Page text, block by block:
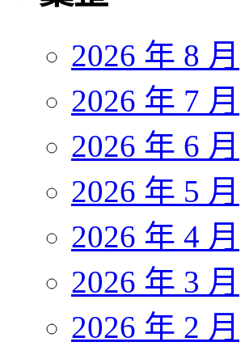
2026 年 8 月
2026 年 7 月
2026 年 6 月
2026 年 5 月
2026 年 4 月
2026 年 3 月
2026 年 2 月